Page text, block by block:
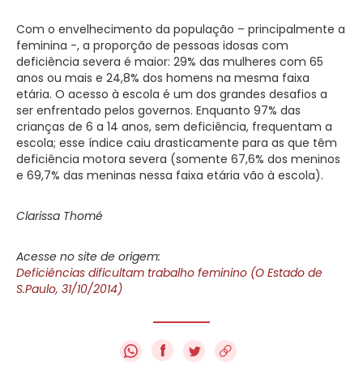
Com o envelhecimento da população – principalmente a
feminina -, a proporção de pessoas idosas com
deficiência severa é maior: 29% das mulheres com 65
anos ou mais e 24,8% dos homens na mesma faixa
etária. O acesso à escola é um dos grandes desafios a
ser enfrentado pelos governos. Enquanto 97% das
crianças de 6 a 14 anos, sem deficiência, frequentam a
escola; esse índice caiu drasticamente para as que têm
deficiência motora severa (somente 67,6% dos meninos
e 69,7% das meninas nessa faixa etária vão à escola).
Clarissa Thomé
Acesse no site de origem:
Deficiências dificultam trabalho feminino (O Estado de
S.Paulo, 31/10/2014)
f